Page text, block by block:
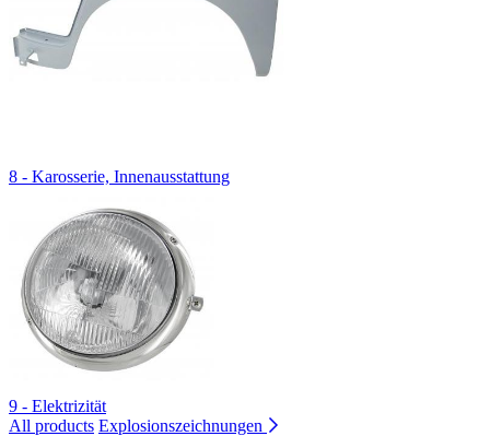
8 - Karosserie, Innenausstattung
9 - Elektrizität
All products Explosionszeichnungen